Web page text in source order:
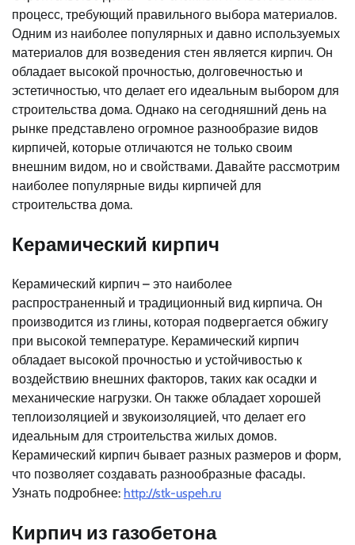
процесс, требующий правильного выбора материалов.
Одним из наиболее популярных и давно используемых
материалов для возведения стен является кирпич. Он
обладает высокой прочностью, долговечностью и
эстетичностью, что делает его идеальным выбором для
строительства дома. Однако на сегодняшний день на
рынке представлено огромное разнообразие видов
кирпичей, которые отличаются не только своим
внешним видом, но и свойствами. Давайте рассмотрим
наиболее популярные виды кирпичей для
строительства дома.
Керамический кирпич
Керамический кирпич – это наиболее
распространенный и традиционный вид кирпича. Он
производится из глины, которая подвергается обжигу
при высокой температуре. Керамический кирпич
обладает высокой прочностью и устойчивостью к
воздействию внешних факторов, таких как осадки и
механические нагрузки. Он также обладает хорошей
теплоизоляцией и звукоизоляцией, что делает его
идеальным для строительства жилых домов.
Керамический кирпич бывает разных размеров и форм,
что позволяет создавать разнообразные фасады.
Узнать подробнее: http://stk-uspeh.ru
Кирпич из газобетона